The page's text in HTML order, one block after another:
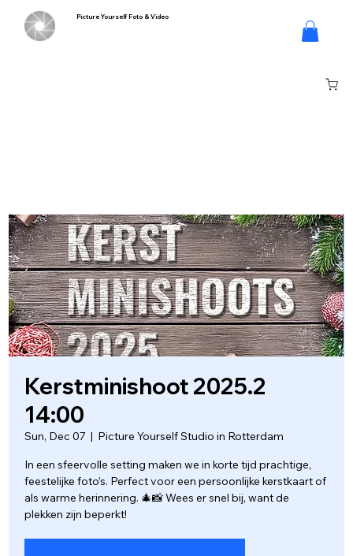
Log In
Picture Yourself Foto & Video
Kerstminishoot 2025.2
14:00
Sun, Dec 07
  |
Picture Yourself Studio in Rotterdam
In een sfeervolle setting maken we in korte tijd prachtige,
feestelijke foto’s. Perfect voor een persoonlijke kerstkaart of
als warme herinnering. 🎄📸 Wees er snel bij, want de
plekken zijn beperkt!